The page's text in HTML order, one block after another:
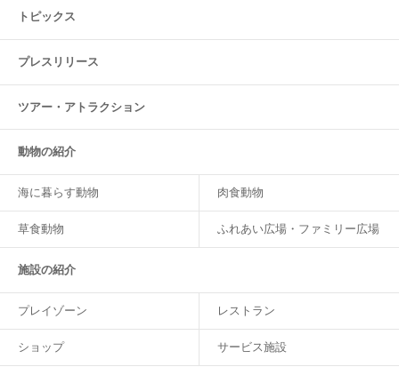
トピックス
プレスリリース
ツアー・ アトラクション
動物の紹介
海に暮らす動物 肉食動物
草食動物 ふれあい広場・ファミリー広場
施設の紹介
プレイゾーン レストラン
ショップ サービス施設